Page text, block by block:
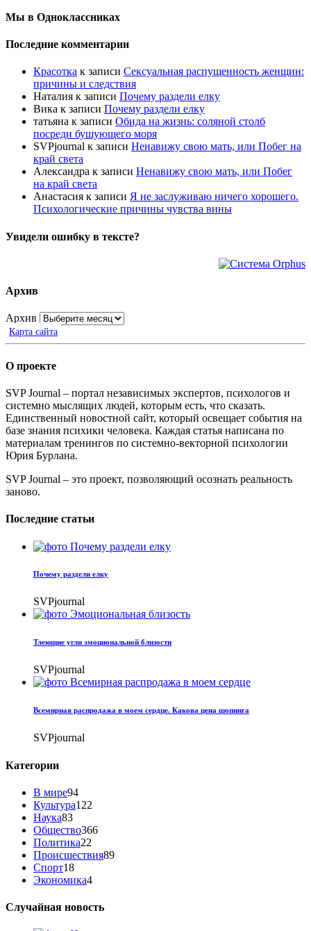
Мы в Одноклассниках
Последние комментарии
Красотка к записи Сексуальная распущенность женщин:
причины и следствия
Наталия к записи Почему раздели елку
Вика к записи Почему раздели елку
татьяна к записи Обида на жизнь: соляной столб
посреди бушующего моря
SVPjournal к записи Ненавижу свою мать, или Побег на
край света
Александра к записи Ненавижу свою мать, или Побег
на край света
Анастасия к записи Я не заслуживаю ничего хорошего.
Психологические причины чувства вины
Увидели ошибку в тексте?
Архив
Архив
Карта сайта
О проекте
SVP Journal – портал независимых экспертов, психологов и
системно мыслящих людей, которым есть, что сказать.
Единственный новостной сайт, который освещает события на
базе знания психики человека. Каждая статья написана по
материалам тренингов по системно-векторной психологии
Юрия Бурлана.
SVP Journal – это проект, позволяющий осознать реальность
заново.
Последние статьи
Почему раздели елку
SVPjournal
Тлеющие угли эмоциональной близости
SVPjournal
Всемирная распродажа в моем сердце. Какова цена шопинга
SVPjournal
Категории
В мире94
Культура122
Наука83
Общество366
Политика22
Происшествия89
Спорт18
Экономика4
Случайная новость